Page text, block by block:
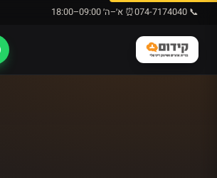
📞 074-7174040 ⏰ א׳–ה׳ 09:00–18:00